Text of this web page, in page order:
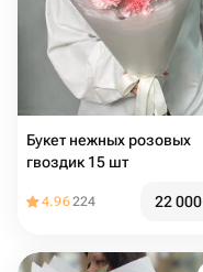
Букет нежных розовых
гвоздик 15 шт
4.96224 22 000